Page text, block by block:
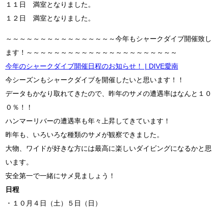
１１日 満室となりました。
１２日 満室となりました。
～～～～～～～～～～～～～～～～今年もシャークダイブ開催致し
ます！～～～～～～～～～～～～～～～～～～～～～～
今年のシャークダイブ開催日程のお知らせ！ | DIVE愛南
今シーズンもシャークダイブを開催したいと思います！！
データもかなり取れてきたので、昨年のサメの遭遇率はなんと１０
０％！！
ハンマーリバーの遭遇率も年々上昇してきています！
昨年も、いろいろな種類のサメが観察できました。
大物、ワイドが好きな方には最高に楽しいダイビングになるかと思
います。
安全第一で一緒にサメ見ましょう！
日程
・１０月４日（土）５日（日）